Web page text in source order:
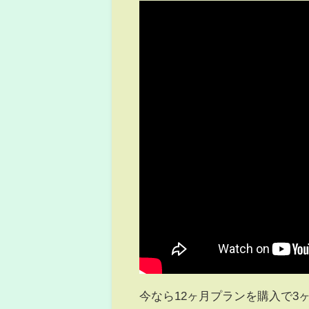
今なら12ヶ月プランを購入で3